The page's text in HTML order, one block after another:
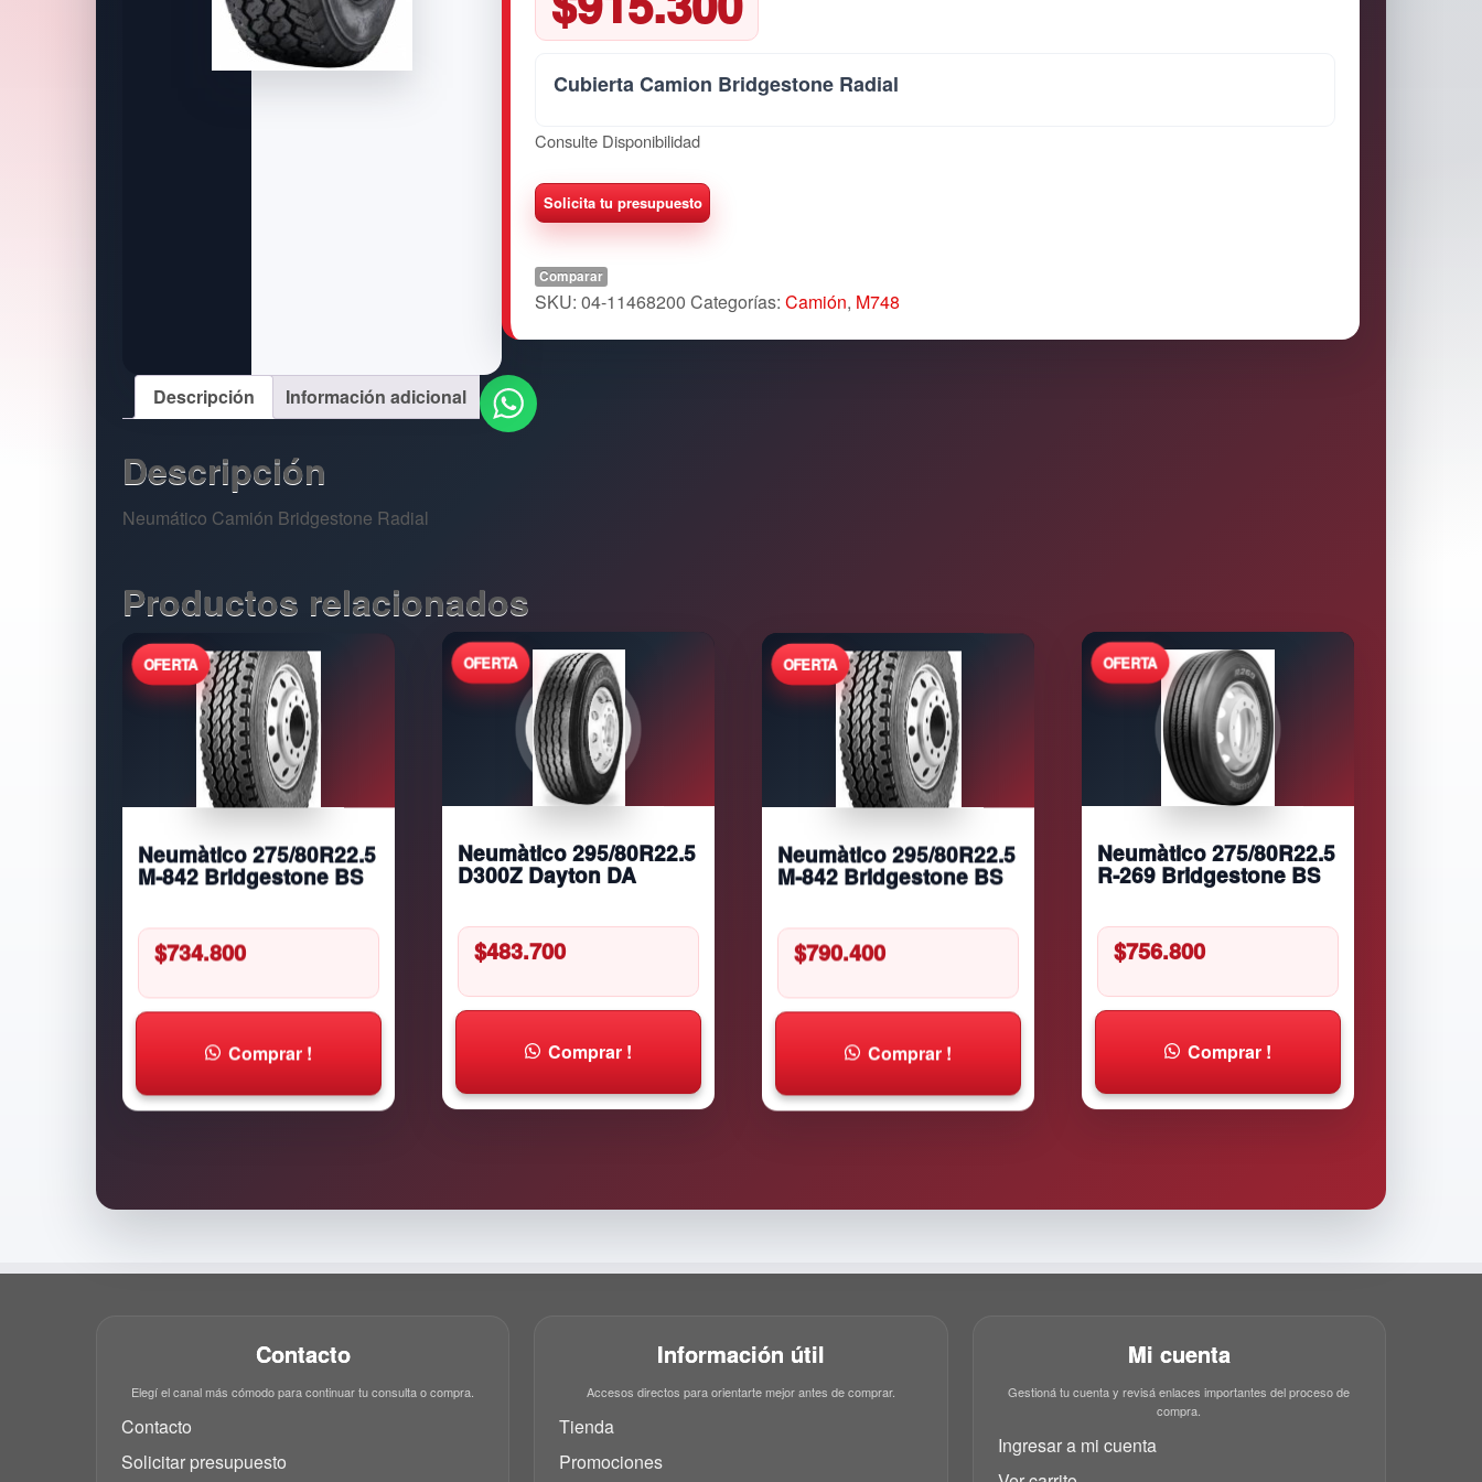
Cubierta Camion Bridgestone Radial
Consulte Disponibilidad
Comparar
SKU: 04-11468200 Categorías: Camión, M748
Descripción Información adicional
Descripción
Neumático Camión Bridgestone Radial
Productos relacionados
Neumàtico 275/80R22.5
M-842 Bridgestone BS
$734.800
Comprar !
Neumàtico 295/80R22.5
D300Z Dayton DA
$483.700
Comprar !
Neumàtico 295/80R22.5
M-842 Bridgestone BS
$790.400
Comprar !
Neumàtico 275/80R22.5
R-269 Bridgestone BS
$756.800
Comprar !
Contacto
Elegí el canal más cómodo para continuar tu consulta o compra.
Contacto
Solicitar presupuesto
Información útil
Accesos directos para orientarte mejor antes de comprar.
Tienda
Promociones
Mi cuenta
Gestioná tu cuenta y revisá enlaces importantes del proceso de
compra.
Ingresar a mi cuenta